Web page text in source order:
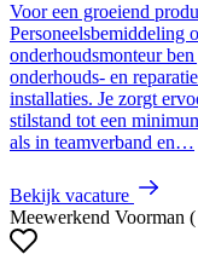
Voor een groeiend
Personeelsbemiddeling
onderhoudsmonteur
onderhouds- en
installaties. Je zorgt
stilstand tot een
als in teamverband en…
Bekijk vacature
Meewerkend Voorman